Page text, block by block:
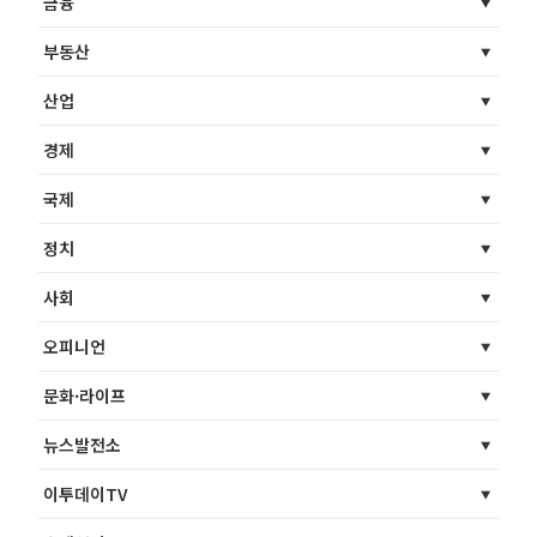
부동산
산업
경제
국제
정치
사회
오피니언
문화·라이프
뉴스발전소
이투데이TV